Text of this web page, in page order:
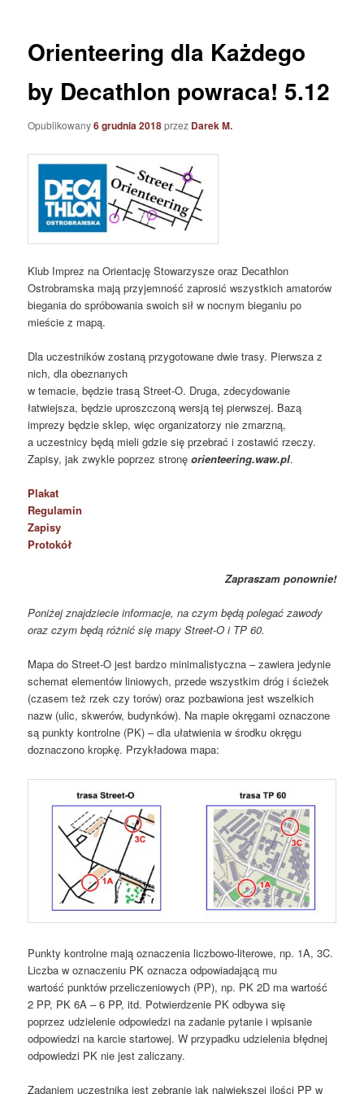
Orienteering dla Każdego
by Decathlon powraca! 5.12
Opublikowany6 grudnia 2018przez Darek M.
Klub Imprez na Orientację Stowarzysze oraz Decathlon
Ostrobramska mają przyjemność zaprosić wszystkich amatorów
biegania do spróbowania swoich sił w nocnym bieganiu po
mieście z mapą.
Dla uczestników zostaną przygotowane dwie trasy. Pierwsza z
nich, dla obeznanych
w temacie, będzie trasą Street-O. Druga, zdecydowanie
łatwiejsza, będzie uproszczoną wersją tej pierwszej. Bazą
imprezy będzie sklep, więc organizatorzy nie zmarzną,
a uczestnicy będą mieli gdzie się przebrać i zostawić rzeczy.
Zapisy, jak zwykle poprzez stronęorienteering.waw.pl.
Plakat
Regulamin
Zapisy
Protokół
Zapraszam ponownie!
Poniżej znajdziecie informacje, na czym będą polegać zawody
oraz czym będą różnić się mapy Street-O i TP 60.
Mapa do Street-O jest bardzo minimalistyczna – zawiera jedynie
schemat elementów liniowych, przede wszystkim dróg i ścieżek
(czasem też rzek czy torów) oraz pozbawiona jest wszelkich
nazw (ulic, skwerów, budynków). Na mapie okręgami oznaczone
są punkty kontrolne (PK) – dla ułatwienia w środku okręgu
doznaczono kropkę. Przykładowa mapa:
Punkty kontrolne mają oznaczenia liczbowo-literowe, np. 1A, 3C.
Liczba w oznaczeniu PK oznacza odpowiadającą mu
wartość punktów przeliczeniowych (PP), np. PK 2D ma wartość
2 PP, PK 6A – 6 PP, itd. Potwierdzenie PK odbywa się
poprzez udzielenie odpowiedzi na zadanie pytanie i wpisanie
odpowiedzi na karcie startowej. W przypadku udzielenia błędnej
odpowiedzi PK nie jest zaliczany.
Zadaniem uczestnika jest zebranie jak największej ilości PP w